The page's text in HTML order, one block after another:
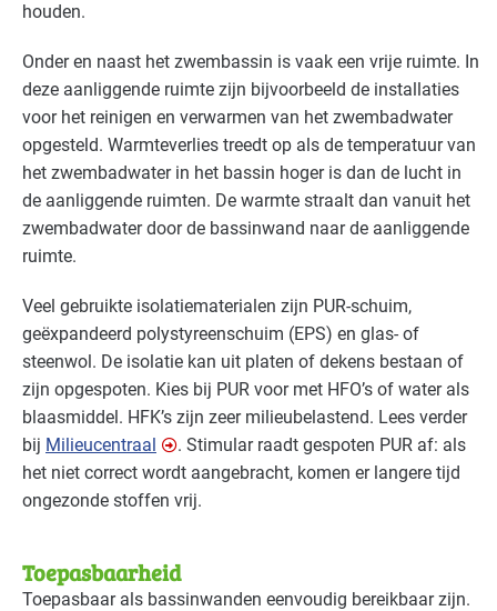
houden.
Onder en naast het zwembassin is vaak een vrije ruimte. In
deze aanliggende ruimte zijn bijvoorbeeld de installaties
voor het reinigen en verwarmen van het zwembadwater
opgesteld. Warmteverlies treedt op als de temperatuur van
het zwembadwater in het bassin hoger is dan de lucht in
de aanliggende ruimten. De warmte straalt dan vanuit het
zwembadwater door de bassinwand naar de aanliggende
ruimte.
Veel gebruikte isolatiematerialen zijn PUR-schuim,
geëxpandeerd polystyreenschuim (EPS) en glas- of
steenwol. De isolatie kan uit platen of dekens bestaan of
zijn opgespoten. Kies bij PUR voor met HFO’s of water als
blaasmiddel. HFK’s zijn zeer milieubelastend. Lees verder
bij Milieucentraal . Stimular raadt gespoten PUR af: als
het niet correct wordt aangebracht, komen er langere tijd
ongezonde stoffen vrij.
Toepasbaarheid
Toepasbaar als bassinwanden eenvoudig bereikbaar zijn.